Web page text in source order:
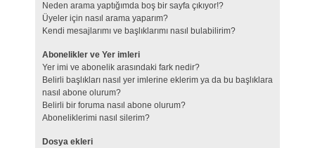
Neden arama yaptığımda boş bir sayfa çıkıyor!?
Üyeler için nasıl arama yaparım?
Kendi mesajlarımı ve başlıklarımı nasıl bulabilirim?
Abonelikler ve Yer imleri
Yer imi ve abonelik arasındaki fark nedir?
Belirli başlıkları nasıl yer imlerine eklerim ya da bu başlıklara
nasıl abone olurum?
Belirli bir foruma nasıl abone olurum?
Aboneliklerimi nasıl silerim?
Dosya ekleri